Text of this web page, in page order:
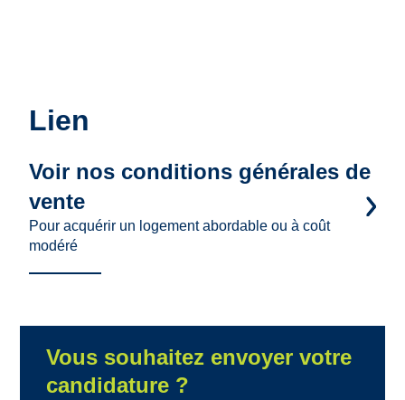
Lien
Voir nos conditions générales de
vente
Pour acquérir un logement abordable ou à coût
modéré
Vous souhaitez envoyer votre
candidature ?